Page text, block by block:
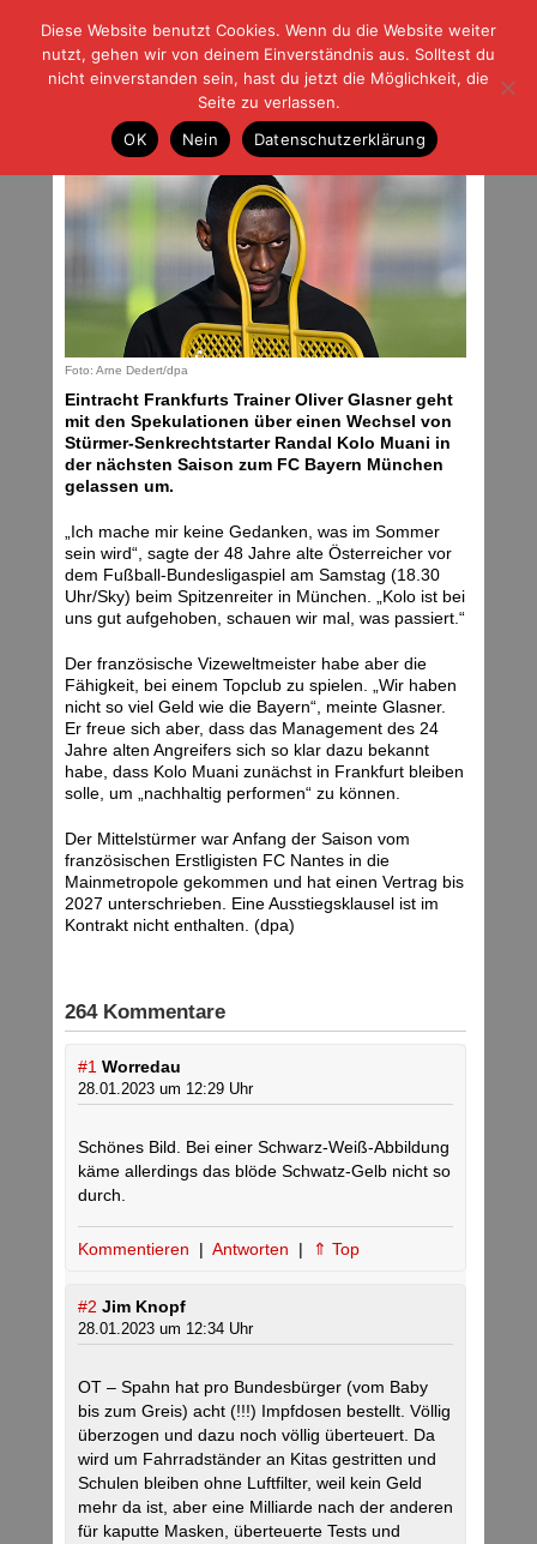
| | |BLOG-GFußball und der Rest
HOME|REGELN|IMPRESSUM |DATENSCHUTZ
„Schauen wir mal“
Samstag, 28.01.23 | 12:22 Uhr
Foto: Arne Dedert/dpa
Eintracht Frankfurts Trainer Oliver Glasner geht
mit den Spekulationen über einen Wechsel von
Stürmer-Senkrechtstarter Randal Kolo Muani in
der nächsten Saison zum FC Bayern München
gelassen um.
„Ich mache mir keine Gedanken, was im Sommer
sein wird“, sagte der 48 Jahre alte Österreicher vor
dem Fußball-Bundesligaspiel am Samstag (18.30
Uhr/Sky) beim Spitzenreiter in München. „Kolo ist bei
uns gut aufgehoben, schauen wir mal, was passiert.“
Der französische Vizeweltmeister habe aber die
Fähigkeit, bei einem Topclub zu spielen. „Wir haben
nicht so viel Geld wie die Bayern“, meinte Glasner.
Er freue sich aber, dass das Management des 24
Jahre alten Angreifers sich so klar dazu bekannt
habe, dass Kolo Muani zunächst in Frankfurt bleiben
solle, um „nachhaltig performen“ zu können.
Der Mittelstürmer war Anfang der Saison vom
französischen Erstligisten FC Nantes in die
Mainmetropole gekommen und hat einen Vertrag bis
2027 unterschrieben. Eine Ausstiegsklausel ist im
Kontrakt nicht enthalten. (dpa)
264 Kommentare
#1 Worredau
28.01.2023 um 12:29 Uhr
Schönes Bild. Bei einer Schwarz-Weiß-Abbildung
käme allerdings das blöde Schwatz-Gelb nicht so
durch.
Kommentieren | Antworten | ⇑ Top
#2 Jim Knopf
28.01.2023 um 12:34 Uhr
OT – Spahn hat pro Bundesbürger (vom Baby
bis zum Greis) acht (!!!) Impfdosen bestellt. Völlig
überzogen und dazu noch völlig überteuert. Da
wird um Fahrradständer an Kitas gestritten und
Schulen bleiben ohne Luftfilter, weil kein Geld
mehr da ist, aber eine Milliarde nach der anderen
für kaputte Masken, überteuerte Tests und
Diese Website benutzt Cookies. Wenn du die Website weiter
nutzt, gehen wir von deinem Einverständnis aus. Solltest du
nicht einverstanden sein, hast du jetzt die Möglichkeit, die
Seite zu verlassen.
OK
Nein Datenschutzerklärung